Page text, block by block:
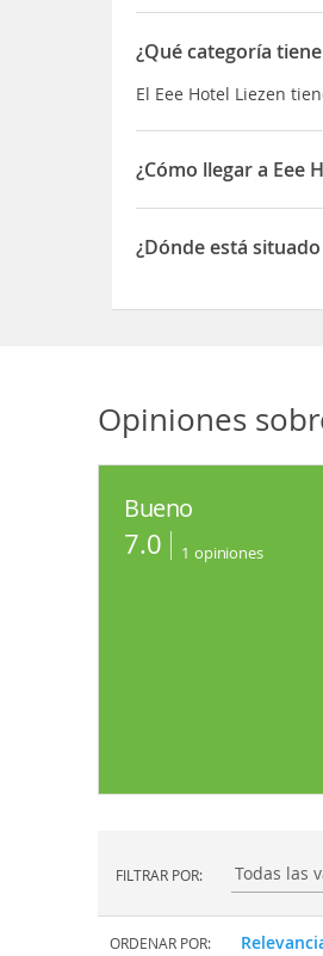
¿Qué categoría
El Eee Hotel Liezen
¿Cómo llegar a Eee
Este hotel te ofrece
Apaga la sed con tu
¿Dónde está
Opiniones
Bueno
7.0 1 opiniones
FILTRAR POR: Filtrar por:
ORDENAR POR: